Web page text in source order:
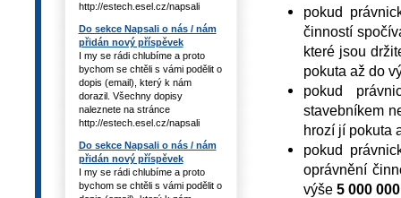
http://estech.esel.cz/napsali
Do sekce Napsali o nás / nám
přidán nový příspěvek
I my se rádi chlubíme a proto
bychom se chtěli s vámi podělit o
dopis (email), který k nám
dorazil. Všechny dopisy
naleznete na stránce
http://estech.esel.cz/napsali
Do sekce Napsali o nás / nám
přidán nový příspěvek
I my se rádi chlubíme a proto
bychom se chtěli s vámi podělit o
pokud
činností
které jsou
pokuta až do
pokud
stavebníkem
hrozí jí pokuta
pokud
oprávnění
výše 5 000